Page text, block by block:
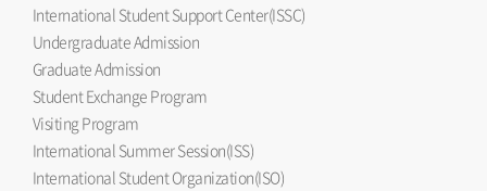
International Student Support Center(ISSC)
Undergraduate Admission
Graduate Admission
Student Exchange Program
Visiting Program
International Summer Session(ISS)
International Student Organization(ISO)